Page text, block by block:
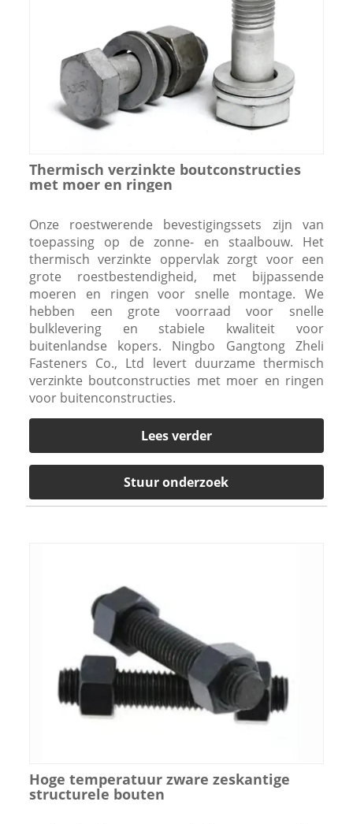
Thermisch verzinkte boutconstructies
met moer en ringen
Onze roestwerende bevestigingssets zijn van
toepassing op de zonne- en staalbouw. Het
thermisch verzinkte oppervlak zorgt voor een
grote roestbestendigheid, met bijpassende
moeren en ringen voor snelle montage. We
hebben een grote voorraad voor snelle
bulklevering en stabiele kwaliteit voor
buitenlandse kopers. Ningbo Gangtong Zheli
Fasteners Co., Ltd levert duurzame thermisch
verzinkte boutconstructies met moer en ringen
voor buitenconstructies.
Lees verder
Stuur onderzoek
Hoge temperatuur zware zeskantige
structurele bouten